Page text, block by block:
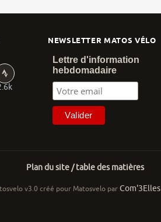
NEWSLETTER MATOS VÉLO
Lettre d'information
hebdomadaire
Plan du site / table des matières
v3.0 créé pour Matosvelo parCom'3Elles